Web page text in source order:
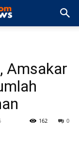
Amsakar
0
162